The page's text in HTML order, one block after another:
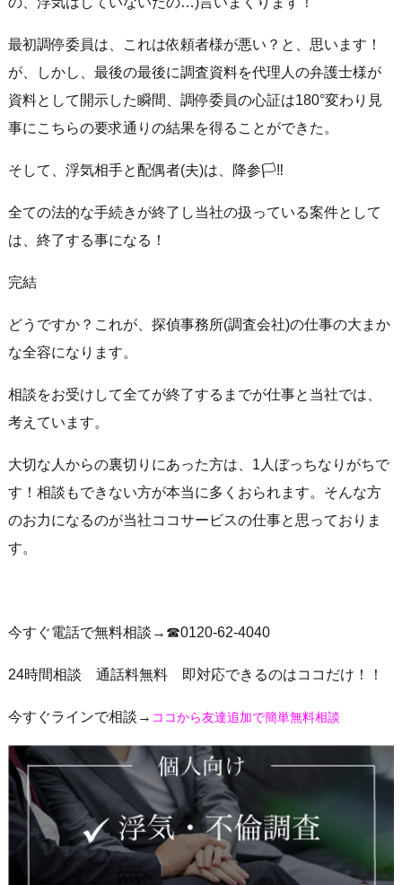
最初調停委員は、これは依頼者様が悪い？と、思います！
が、しかし、最後の最後に調査資料を代理人の弁護士様が
資料として開示した瞬間、調停委員の心証は180°変わり見
事にこちらの要求通りの結果を得ることができた。
そして、浮気相手と配偶者(夫)は、降参🏳‼️
全ての法的な手続きが終了し当社の扱っている案件として
は、終了する事になる！
完結
どうですか？これが、探偵事務所(調査会社)の仕事の大まか
な全容になります。
相談をお受けして全てが終了するまでが仕事と当社では、
考えています。
大切な人からの裏切りにあった方は、1人ぼっちなりがちで
す！相談もできない方が本当に多くおられます。そんな方
のお力になるのが当社ココサービスの仕事と思っておりま
す。
今すぐ電話で無料相談→☎0120-62-4040
24時間相談 通話料無料 即対応できるのはココだけ！！
今すぐラインで相談→ ココから友達追加で簡単無料相談